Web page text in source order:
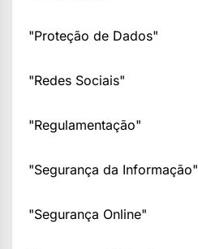
"Proteção de Dados"
"Redes Sociais"
"Regulamentação"
"Segurança da Informação"
"Segurança Online"